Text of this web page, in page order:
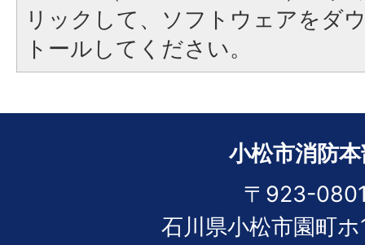
リックして、ソフトウェアをダ
トールしてください。
小松市消防
〒923-
石川県小松市園町ホ